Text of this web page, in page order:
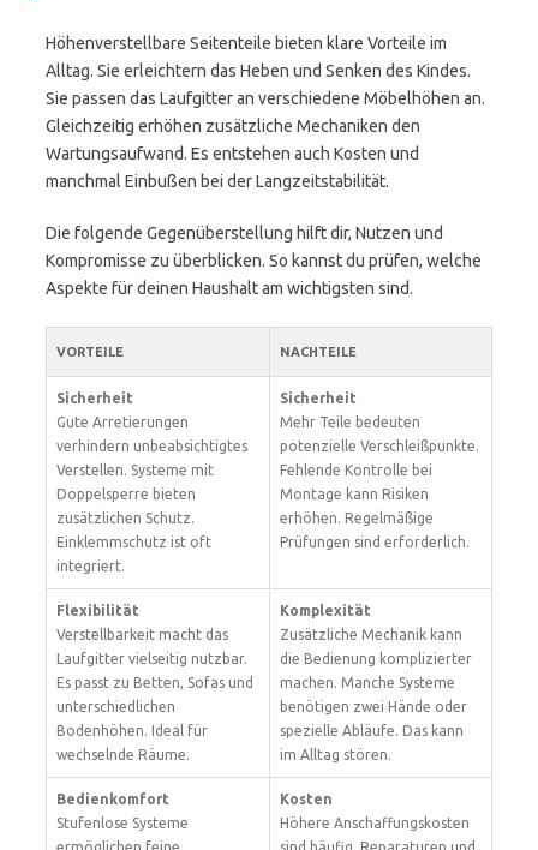
Höhenverstellbare Seitenteile bieten klare Vorteile im
Alltag. Sie erleichtern das Heben und Senken des Kindes.
Sie passen das Laufgitter an verschiedene Möbelhöhen an.
Gleichzeitig erhöhen zusätzliche Mechaniken den
Wartungsaufwand. Es entstehen auch Kosten und
manchmal Einbußen bei der Langzeitstabilität.
Die folgende Gegenüberstellung hilft dir, Nutzen und
Kompromisse zu überblicken. So kannst du prüfen, welche
Aspekte für deinen Haushalt am wichtigsten sind.
VORTEILE NACHTEILE
Sicherheit
Gute Arretierungen
verhindern unbeabsichtigtes
Verstellen. Systeme mit
Doppelsperre bieten
zusätzlichen Schutz.
Einklemmschutz ist oft
integriert.
Sicherheit
Mehr Teile bedeuten
potenzielle Verschleißpunkte.
Fehlende Kontrolle bei
Montage kann Risiken
erhöhen. Regelmäßige
Prüfungen sind erforderlich.
Flexibilität
Verstellbarkeit macht das
Laufgitter vielseitig nutzbar.
Es passt zu Betten, Sofas und
unterschiedlichen
Bodenhöhen. Ideal für
wechselnde Räume.
Komplexität
Zusätzliche Mechanik kann
die Bedienung komplizierter
machen. Manche Systeme
benötigen zwei Hände oder
spezielle Abläufe. Das kann
im Alltag stören.
Bedienkomfort
Stufenlose Systeme
Kosten
Höhere Anschaffungskosten